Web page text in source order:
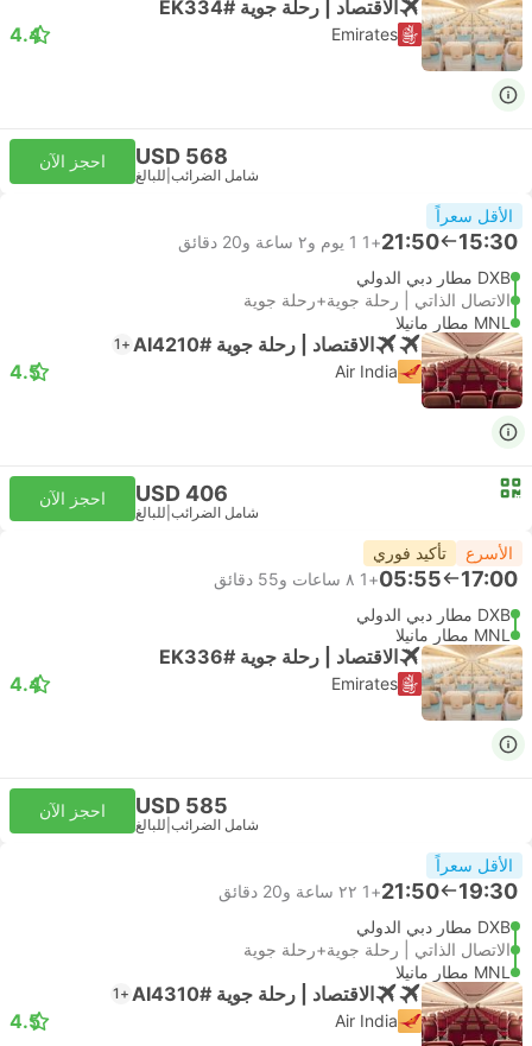
الاقتصاد | رحلة جوية #EK334
Emirates
4.4
USD 568
شامل الضرائب للبالغ
احجز الآن
الأقل سعراً
15:30
21:50
+1
1 يوم و٢ ساعة و‫20 دقائق
DXB مطار دبي الدولي
الاتصال الذاتي | رحلة جوية+رحلة جوية
MNL مطار مانيلا
الاقتصاد | رحلة جوية #AI4210 +1
Air India
4.5
USD 406
شامل الضرائب للبالغ
احجز الآن
الأسرع تأكيد فوري
17:00
05:55
+1
٨ ساعات و‫55 دقائق
DXB مطار دبي الدولي
MNL مطار مانيلا
الاقتصاد | رحلة جوية #EK336
Emirates
4.4
USD 585
شامل الضرائب للبالغ
احجز الآن
الأقل سعراً
19:30
21:50
+1
٢٢ ساعة و‫20 دقائق
DXB مطار دبي الدولي
الاتصال الذاتي | رحلة جوية+رحلة جوية
MNL مطار مانيلا
الاقتصاد | رحلة جوية #AI4310 +1
Air India
4.5